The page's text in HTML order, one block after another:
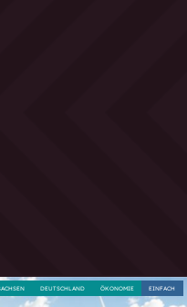
EINFACH
ÖKONOMIE
DEUTSCHLAND